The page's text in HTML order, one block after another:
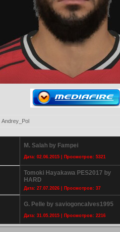
Andrey_Pol
M. Salah by Fampei
Дата: 02.06.2015 | Просмотров: 5321
Tomoki Hayakawa PES2017 by
HARD
Дата: 27.07.2026 | Просмотров: 37
G. Pelle by saviogoncalves1995
Дата: 31.05.2015 | Просмотров: 2216